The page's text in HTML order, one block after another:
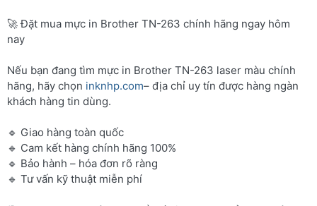
🚀 Đặt mua mực in Brother TN-263 chính hãng ngay hôm
nay
Nếu bạn đang tìm mực in Brother TN-263 laser màu chính
hãng, hãy chọn inknhp.com– địa chỉ uy tín được hàng ngàn
khách hàng tin dùng.
🔹 Giao hàng toàn quốc
🔹 Cam kết hàng chính hãng 100%
🔹 Bảo hành – hóa đơn rõ ràng
🔹 Tư vấn kỹ thuật miễn phí